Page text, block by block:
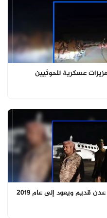
عسكرية للحوثيين
قديم ويعود إلى عام 2019